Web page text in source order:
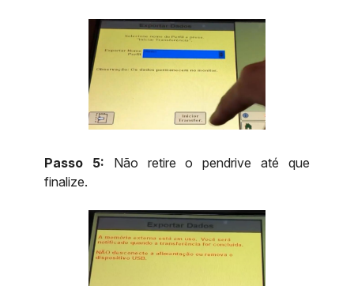
Passo 5: Não retire o pendrive até que
finalize.